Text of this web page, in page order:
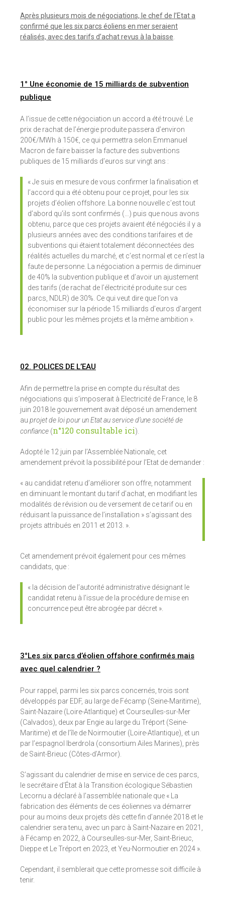
Après plusieurs mois de négociations, le chef de l’Etat a
confirmé que les six parcs éoliens en mer seraient
réalisés, avec des tarifs d’achat revus à la baisse
1° Une économie de 15 milliards de subvention
publique
A l’issue de cette négociation un accord a été trouvé. Le
prix de rachat de l’énergie produite passera d’environ
200€/MWh à 150€, ce qui permettra selon Emmanuel
Macron de faire baisser la facture des subventions
publiques de 15 milliards d’euros sur vingt ans :
« Je suis en mesure de vous confirmer la finalisation et
l’accord qui a été obtenu pour ce projet, pour les six
projets d’éolien offshore. La bonne nouvelle c’est tout
d’abord qu’ils sont confirmés (…) puis que nous avons
obtenu, parce que ces projets avaient été négociés il y a
plusieurs années avec des conditions tarifaires et de
subventions qui étaient totalement déconnectées des
réalités actuelles du marché, et c’est normal et ce n’est la
faute de personne. La négociation a permis de diminuer
de 40% la subvention publique et d’avoir un ajustement
des tarifs (de rachat de l’électricité produite sur ces
parcs, NDLR) de 30%. Ce qui veut dire que l’on va
économiser sur la période 15 milliards d’euros d’argent
public pour les mêmes projets et la même ambition ».
02. POLICES DE L’EAU
Afin de permettre la prise en compte du résultat des
négociations qui s’imposerait à Electricité de France, le 8
juin 2018 le gouvernement avait déposé un amendement
au projet de loipour un Etat au service d’une société de
confiance (n°120 consultable ici).
Adopté le 12 juin par l’Assemblée Nationale, cet
amendement prévoit la possibilité pour l’Etat de demander :
« au candidat retenu d’améliorer son offre, notamment
en diminuant le montant du tarif d’achat, en modifiant les
modalités de révision ou de versement de ce tarif ou en
réduisant la puissance de l’installation » s’agissant des
projets attribués en 2011 et 2013. ».
Cet amendement prévoit également pour ces mêmes
candidats, que :
« la décision de l’autorité administrative désignant le
candidat retenu à l’issue de la procédure de mise en
concurrence peut être abrogée par décret ».
3°Les six parcs d’éolien offshore confirmés mais
avec quel calendrier ?
Pour rappel, parmi les six parcs concernés, trois sont
développés par EDF, au large de Fécamp (Seine-Maritime),
Saint-Nazaire (Loire-Atlantique) et Courseulles-sur-Mer
(Calvados), deux par Engie au large du Tréport (Seine-
Maritime) et de l’île de Noirmoutier (Loire-Atlantique), et un
par l’espagnol Iberdrola (consortium Ailes Marines), près
de Saint-Brieuc (Côtes-d’Armor).
S’agissant du calendrier de mise en service de ces parcs,
le secrétaire d’État à la Transition écologique Sébastien
Lecornu a déclaré à l’assemblée nationale que « La
fabrication des éléments de ces éoliennes va démarrer
pour au moins deux projets dès cette fin d’année 2018 et le
calendrier sera tenu, avec un parc à Saint-Nazaire en 2021,
à Fécamp en 2022, à Courseulles-sur-Mer, Saint-Brieuc,
Dieppe et Le Tréport en 2023, et Yeu-Normoutier en 2024 ».
Cependant, il semblerait que cette promesse soit difficile à
tenir.